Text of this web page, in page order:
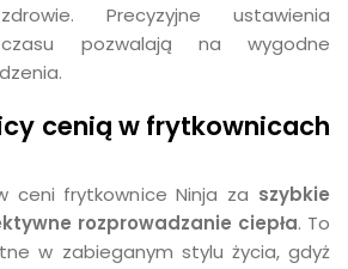
Precyzyjne ustawienia
pozwalają na wygodne
cenią w frytkownicach
ceni frytkownice Ninja za szybkie
rozprowadzanie ciepła. To
w zabieganym stylu życia, gdyż